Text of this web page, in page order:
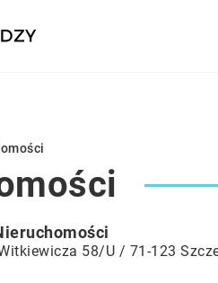
58/U / 71-123